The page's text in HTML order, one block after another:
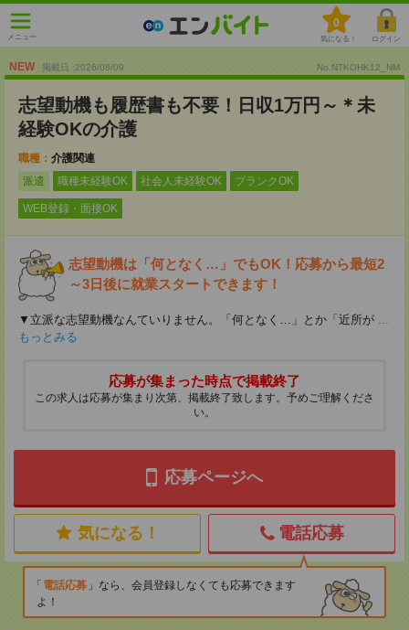
メニュー
0
気になる！ ログイン
NEW 掲載日 :2026/08/09 No.NTKOHK12_NM
志望動機も履歴書も不要！日収1万円～＊未
経験OKの介護
職種： 介護関連
派遣
職種未経験OK 社会人未経験OK ブランクOK
WEB登録・面接OK
志望動機は「何となく…」でもOK！応募から最短2
～3日後に就業スタートできます！
▼立派な志望動機なんていりません。「何となく…」とか「近所が ...
もっとみる
応募が集まった時点で掲載終了
この求人は応募が集まり次第、掲載終了致します。予めご理解くださ
い。
応募ページへ
気になる！ 電話応募
電話応募
なら、会員登録しなくても応募できます
よ！